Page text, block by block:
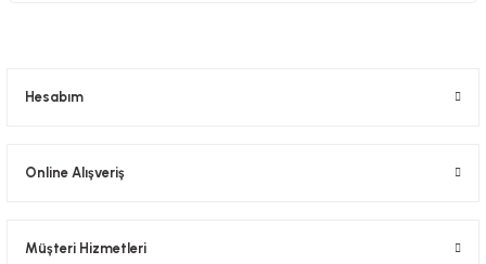
Hesabım
Online Alışveriş
Müşteri Hizmetleri